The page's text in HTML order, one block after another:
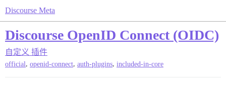
Discourse Meta
Discourse OpenID Connect (OIDC)
自定义 插件
official, openid-connect, auth-plugins, included-in-core